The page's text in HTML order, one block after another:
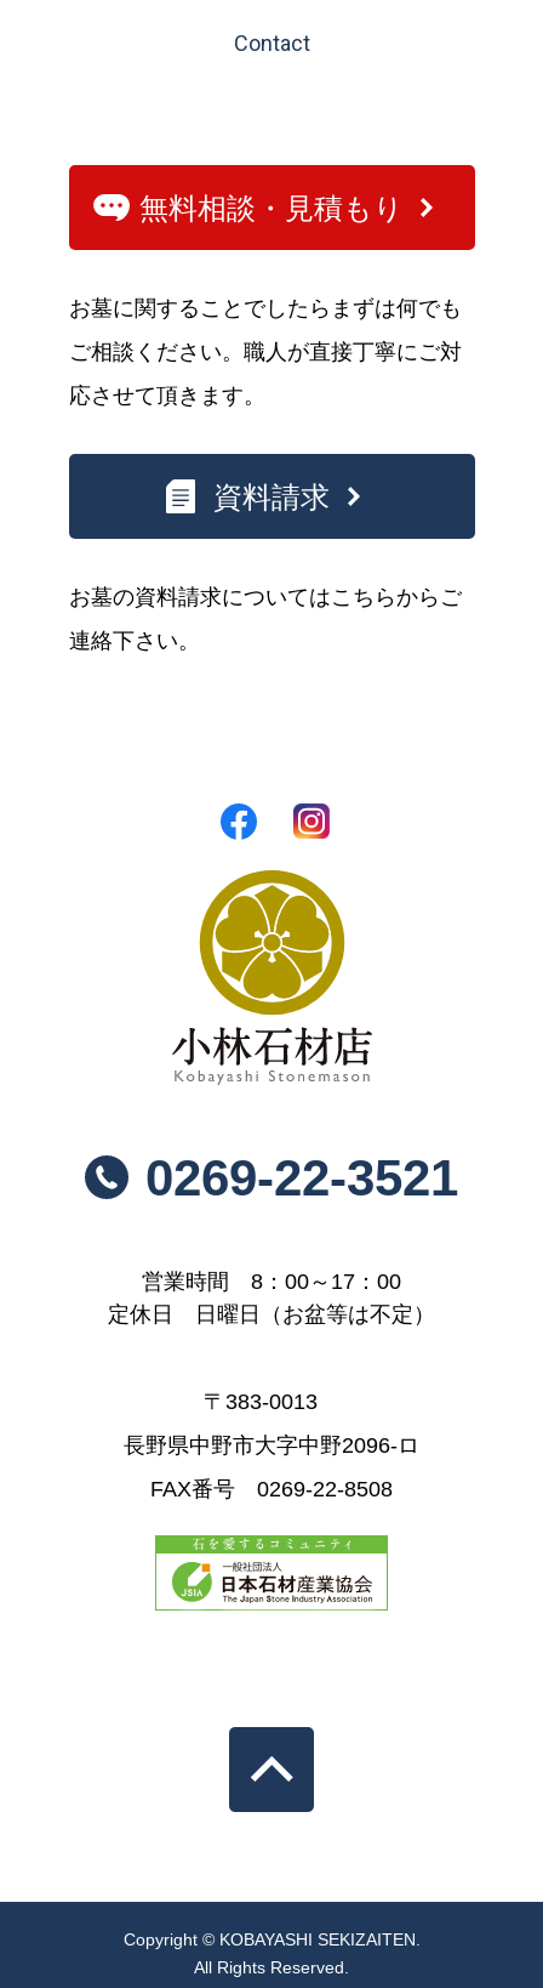
Contact
無料相談・見積もり
お墓に関することでしたらまずは何でも
ご相談ください。職人が直接丁寧にご対
応させて頂きます。
資料請求
お墓の資料請求についてはこちらからご
連絡下さい。
0269-22-3521
営業時間 8：00～17：00
定休日 日曜日（お盆等は不定）
〒383-0013
長野県中野市大字中野2096-ロ
FAX番号 0269-22-8508
Copyright © KOBAYASHI SEKIZAITEN.
All Rights Reserved.